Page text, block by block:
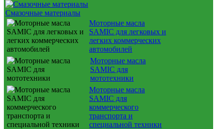
Смазочные материалы
Моторные масла
SAMIC для легковых и
легких коммерческих
автомобилей
Моторные масла
SAMIC для
мототехники
Моторные масла
SAMIC для
коммерческого
транспорта и
специальной техники